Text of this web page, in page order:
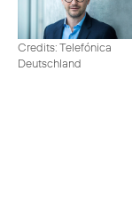
Credits: Telefónica
Deutschland